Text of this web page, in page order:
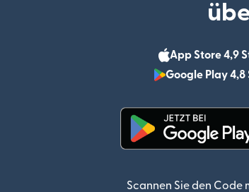
App Store 4,9
Google Play 4,8
Scannen Sie den Code